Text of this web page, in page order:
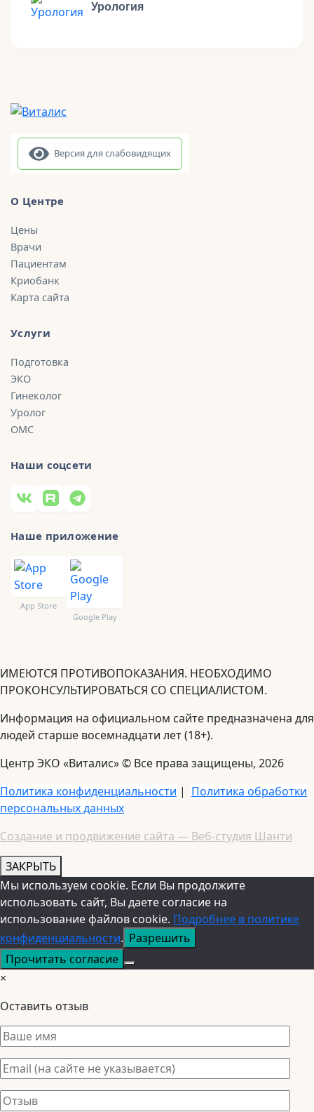
Урология
Версия для слабовидящих
О Центре
Цены
Врачи
Пациентам
Криобанк
Карта сайта
Услуги
Подготовка
ЭКО
Гинеколог
Уролог
ОМС
Наши соцсети
Наше приложение
App Store
Google Play
ИМЕЮТСЯ ПРОТИВОПОКАЗАНИЯ. НЕОБХОДИМО
ПРОКОНСУЛЬТИРОВАТЬСЯ СО СПЕЦИАЛИСТОМ.
Информация на официальном сайте предназначена для
людей старше восемнадцати лет (18+).
Центр ЭКО «Виталис» © Все права защищены, 2026
Политика конфиденциальности | Политика обработки
персональных данных
Создание и продвижение сайта — Веб-студия Шанти
ЗАКРЫТЬ
Мы используем cookie. Если Вы продолжите
использовать сайт, Вы даете согласие на
использование файлов cookie. Подробнее в политике
конфиденциальности. Разрешить
Прочитать согласие
×
Оставить отзыв